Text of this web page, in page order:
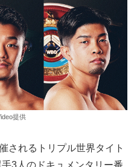
提供
されるトリプル世界タイト